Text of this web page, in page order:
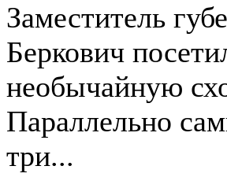
Заместитель
Беркович
необычайную
Параллельно
три...